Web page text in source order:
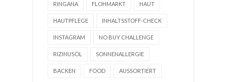
RINGANA FLOHMARKT HAUT
HAUTPFLEGE INHALTSSTOFF-CHECK
INSTAGRAM NO BUY CHALLENGE
RIZINUSÖL SONNENALLERGIE
BACKEN FOOD AUSSORTIERT